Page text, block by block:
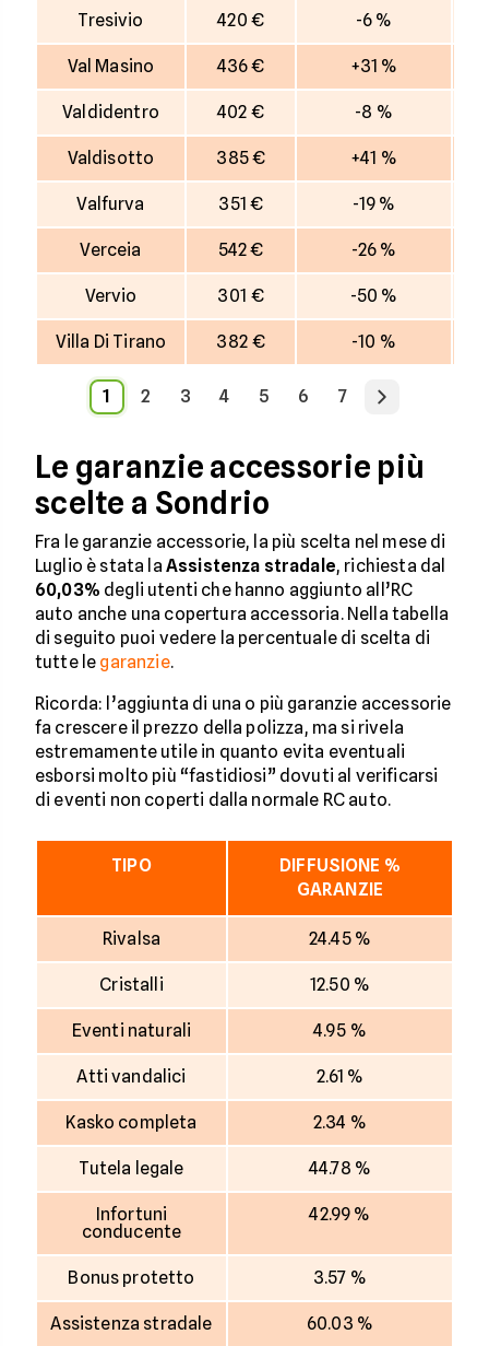
Tresivio 420 € -6 %
Val Masino 436 € +31 %
Valdidentro 402 € -8 %
Valdisotto 385 € +41 %
Valfurva 351 € -19 %
Verceia 542 € -26 %
Vervio 301 € -50 %
Villa Di Tirano 382 € -10 %
1 2 3 4 5 6 7
Le garanzie accessorie più
scelte a Sondrio
Fra le garanzie accessorie, la più scelta nel mese di
Luglio è stata la Assistenza stradale, richiesta dal
60,03% degli utenti che hanno aggiunto all’RC
auto anche una copertura accessoria. Nella tabella
di seguito puoi vedere la percentuale di scelta di
tutte le garanzie.
Ricorda: l’aggiunta di una o più garanzie accessorie
fa crescere il prezzo della polizza, ma si rivela
estremamente utile in quanto evita eventuali
esborsi molto più “fastidiosi” dovuti al verificarsi
di eventi non coperti dalla normale RC auto.
TIPO
DIFFUSIONE %
GARANZIE
Rivalsa 24.45 %
Cristalli 12.50 %
Eventi naturali 4.95 %
Atti vandalici 2.61 %
Kasko completa 2.34 %
Tutela legale 44.78 %
Infortuni
conducente
42.99 %
Bonus protetto 3.57 %
Assistenza stradale 60.03 %